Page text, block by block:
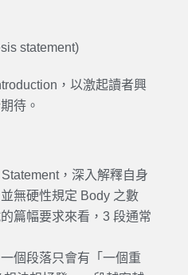
statement)
，以激起讀者興
待。
，深入解釋自身
無硬性規定 Body 之數
篇幅要求來看，3 段通常
個段落只會有「一個重